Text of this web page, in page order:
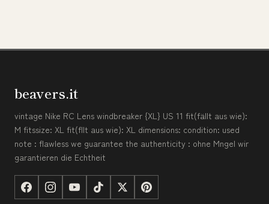
beavers.it
vintage Nike RC Lens windbreaker {XL} US 11 fit(fällt aus wie):
M fitssize: XL fit(fllt aus wie): XL dimensions: condition: used
note : flawless we guarantee the authenticity : ohne Mngel wir
garantieren die Echtheit